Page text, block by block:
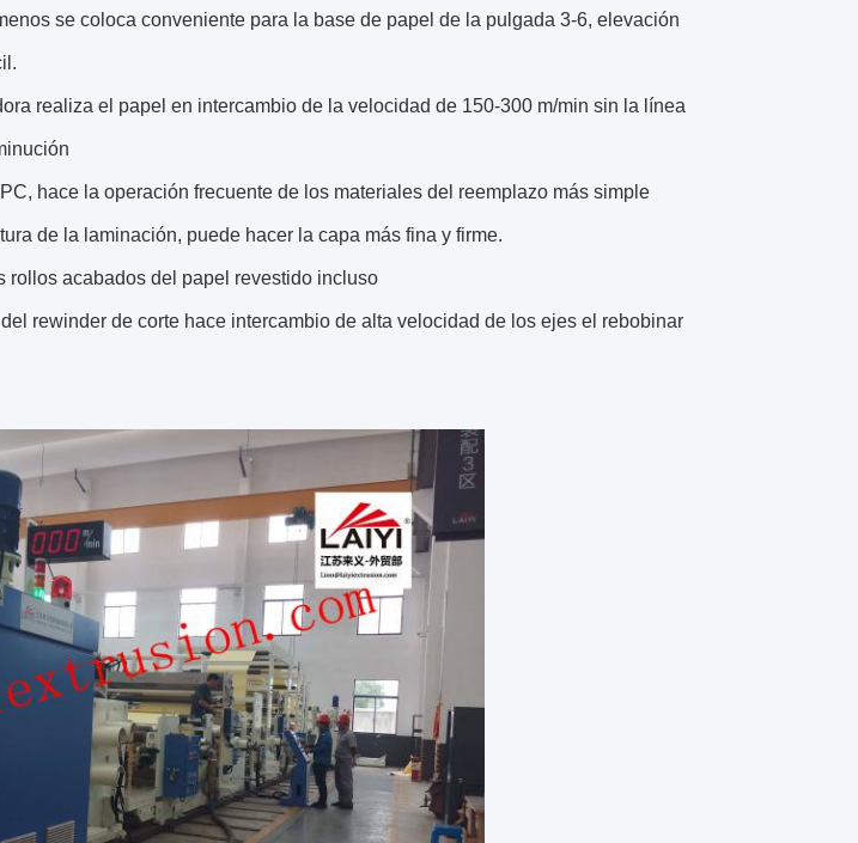
se coloca conveniente para la base de papel de la pulgada 3-6, elevación
realiza el papel en intercambio de la velocidad de 150-300 m/min sin la línea
hace la operación frecuente de los materiales del reemplazo más simple
de la laminación, puede hacer la capa más fina y firme.
rollos acabados del papel revestido incluso
rewinder de corte hace intercambio de alta velocidad de los ejes el rebobinar